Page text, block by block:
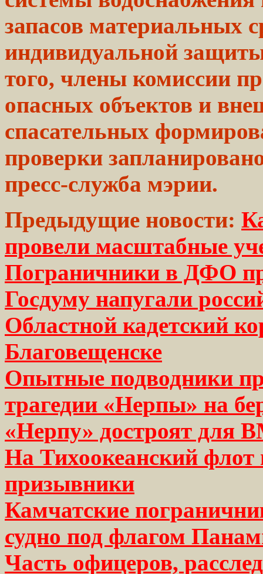
запасов материальных
индивидуальной
того, члены комиссии
опасных объектов и
спасательных
проверки
пресс-служба мэрии.
Предыдущие новости:
провели масштабные
Пограничники в ДФО
Госдуму напугали
Областной кадетский
Благовещенске
Опытные подводники
трагедии «Нерпы» на
«Нерпу» достроят для
На Тихоокеанский флот
призывники
Камчатские
судно под флагом
Часть офицеров,